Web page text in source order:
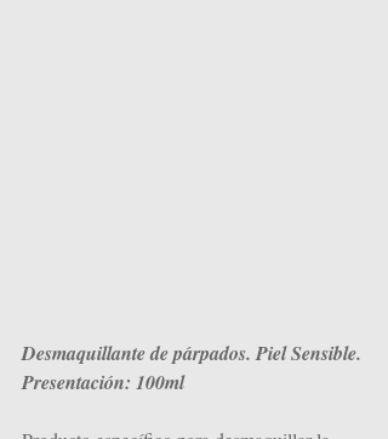
Desmaquillante de párpados. Piel Sensible.
Presentación: 100ml